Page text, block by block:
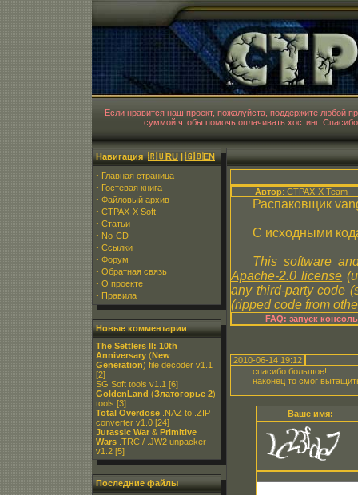
Если нравится наш проект, пожалуйста, поддержите любой
суммой чтобы помочь оплачивать хостинг.
Навигация🇷🇺RU | 🇬🇧EN
· Главная страница
· Гостевая книга
· Файловый архив
· CTPAX-X Soft
· Статьи
· No-CD
· Ссылки
· Форум
· Обратная связь
· О проекте
· Правила
Новые комментарии
The Settlers II: 10th
Anniversary (New
Generation) file decoder v1.1
[2]
SG Soft tools v1.1 [6]
GoldenLand (Златогорье 2)
tools [3]
Total Overdose .NAZ to .ZIP
converter v1.0 [24]
Jurassic War & Primitive
Wars .TRC / .JW2 unpacker
v1.2 [5]
Последние файлы
Автор: CTPAX-X Team
Распаковщик
С исходными
This software
Apache-2.0 license
any third-party code
(ripped code from
FAQ: запуск
2010-06-14 19:12
спасибо большое!
наконец то смог
Ваше имя: